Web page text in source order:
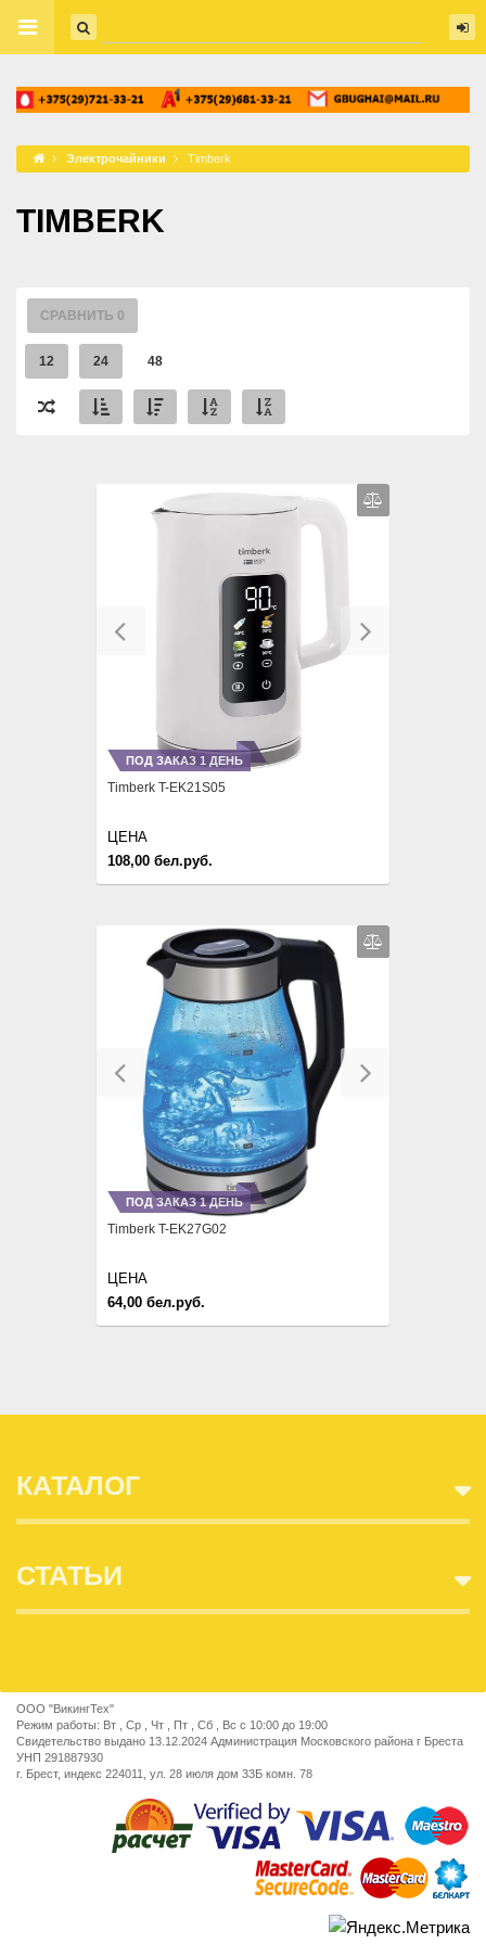
Электрочайники Timberk
TIMBERK
СРАВНИТЬ 0
12 24 48
Previous
ПОД ЗАКАЗ 1 ДЕНЬ
Timberk T-EK21S05
108,00 бел.руб.
ЦЕНА
Previous
ПОД ЗАКАЗ 1 ДЕНЬ
Timberk T-EK27G02
64,00 бел.руб.
ЦЕНА
КАТАЛОГ
СТАТЬИ
ООО "ВикингТех"
Режим работы: Вт , Ср , Чт , Пт , Сб , Вс c 10:00 до 19:00
Свидетельство выдано 13.12.2024 Администрация Московского района г Бреста
УНП 291887930
г. Брест, индекс 224011, ул. 28 июля дом 33Б комн. 78